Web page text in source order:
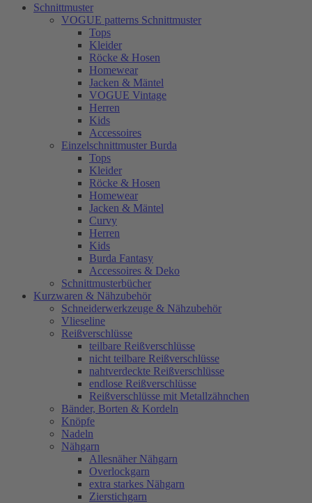
Schnittmuster
VOGUE patterns Schnittmuster
Tops
Kleider
Röcke & Hosen
Homewear
Jacken & Mäntel
VOGUE Vintage
Herren
Kids
Accessoires
Einzelschnittmuster Burda
Tops
Kleider
Röcke & Hosen
Homewear
Jacken & Mäntel
Curvy
Herren
Kids
Burda Fantasy
Accessoires & Deko
Schnittmusterbücher
Kurzwaren & Nähzubehör
Schneiderwerkzeuge & Nähzubehör
Vlieseline
Reißverschlüsse
teilbare Reißverschlüsse
nicht teilbare Reißverschlüsse
nahtverdeckte Reißverschlüsse
endlose Reißverschlüsse
Reißverschlüsse mit Metallzähnchen
Bänder, Borten & Kordeln
Knöpfe
Nadeln
Nähgarn
Allesnäher Nähgarn
Overlockgarn
extra starkes Nähgarn
Zierstichgarn